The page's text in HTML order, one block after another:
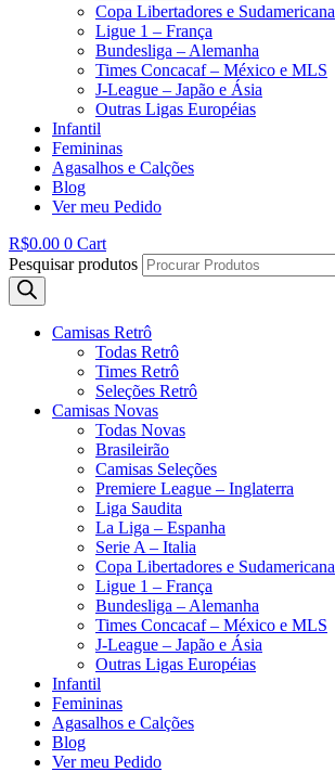
Copa Libertadores e Sudamericana
Ligue 1 – França
Bundesliga – Alemanha
Times Concacaf – México e MLS
J-League – Japão e Ásia
Outras Ligas Européias
Infantil
Femininas
Agasalhos e Calções
Blog
Ver meu Pedido
R$0.00 0 Cart
Pesquisar produtos
Camisas Retrô
Todas Retrô
Times Retrô
Seleções Retrô
Camisas Novas
Todas Novas
Brasileirão
Camisas Seleções
Premiere League – Inglaterra
Liga Saudita
La Liga – Espanha
Serie A – Italia
Copa Libertadores e Sudamericana
Ligue 1 – França
Bundesliga – Alemanha
Times Concacaf – México e MLS
J-League – Japão e Ásia
Outras Ligas Européias
Infantil
Femininas
Agasalhos e Calções
Blog
Ver meu Pedido